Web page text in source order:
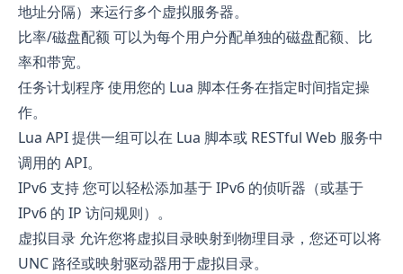
地址分隔）来运行多个虚拟服务器。
比率/磁盘配额 可以为每个用户分配单独的磁盘配额、比
率和带宽。
任务计划程序 使用您的 Lua 脚本任务在指定时间指定操
作。
Lua API 提供一组可以在 Lua 脚本或 RESTful Web 服务中
调用的 API。
IPv6 支持 您可以轻松添加基于 IPv6 的侦听器（或基于
IPv6 的 IP 访问规则）。
虚拟目录 允许您将虚拟目录映射到物理目录，您还可以将
UNC 路径或映射驱动器用于虚拟目录。